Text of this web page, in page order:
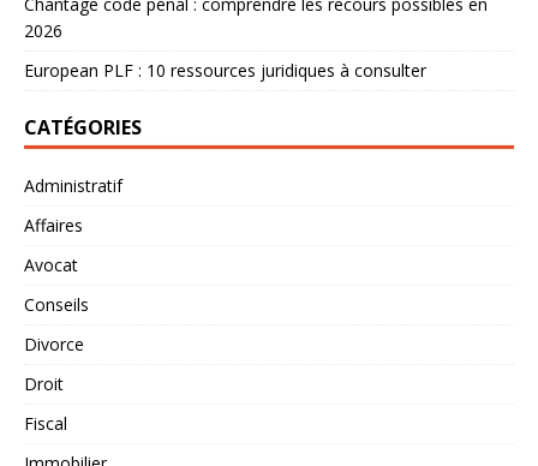
2026
European PLF : 10 ressources juridiques à consulter
CATÉGORIES
Administratif
Affaires
Avocat
Conseils
Divorce
Droit
Fiscal